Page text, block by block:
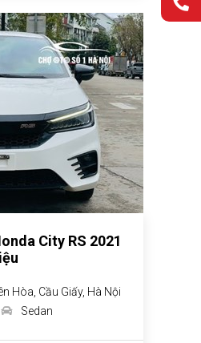
City RS 2021
Hòa, Cầu Giấy, Hà Nội
Sedan